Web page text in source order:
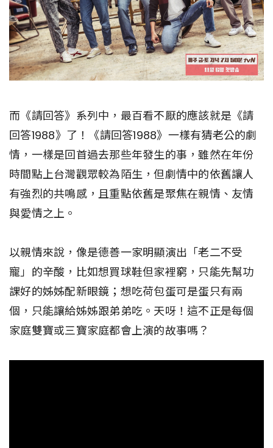
而《請回答》系列中，最百看不厭的應該就是《請
回答1988》了！《請回答1988》一樣有猜老公的劇
情，一樣是回首過去那些年發生的事，雖然在年份
時間點上台灣觀眾較為陌生，但劇情中的依舊讓人
有強烈的共鳴感，且重點依舊是聚焦在親情、友情
與愛情之上。
以親情來說，像是德善一家明顯演出「老二不受
寵」的辛酸，比如想買球鞋但家裡窮，只能先幫功
課好的姊姊配新眼鏡；想吃荷包蛋可是蛋只有兩
個，只能讓給姊姊跟弟弟吃。天呀！這不正是每個
家庭雙寶或三寶家庭都會上演的故事嗎？